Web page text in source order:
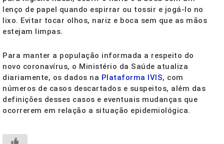
lenço de papel quando espirrar ou tossir e jogá-lo no
lixo. Evitar tocar olhos, nariz e boca sem que as mãos
estejam limpas.
Para manter a população informada a respeito do
novo coronavírus, o Ministério da Saúde atualiza
diariamente, os dados na Plataforma IVIS, com
números de casos descartados e suspeitos, além das
definições desses casos e eventuais mudanças que
ocorrerem em relação a situação epidemiológica.